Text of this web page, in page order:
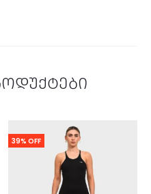
39% OFF